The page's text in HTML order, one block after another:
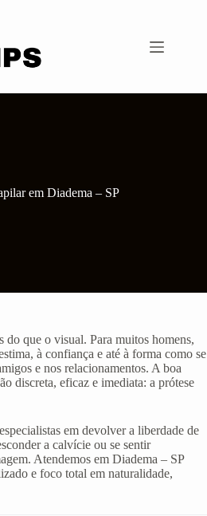
em Diadema – SP
do que o visual. Para muitos homens,
à confiança e até à forma como se
e nos relacionamentos. A boa
discreta, eficaz e imediata: a prótese
em devolver a liberdade de
a calvície ou se sentir
Atendemos em Diadema – SP
e foco total em naturalidade,